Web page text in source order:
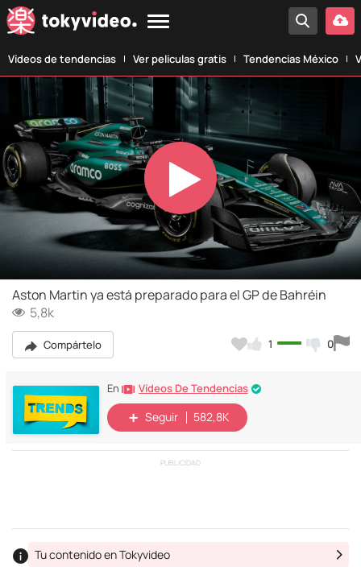
Vídeos de tendencias Ver películas gratis Tendencias México
Play
Video
Aston Martin ya está preparado para el GP de Bahréin
5,8k
Compártelo 1 0
En Vídeos De Tendencias
Seguir 582,8K
PUBLICIDAD
Tu contenido en Tokyvideo